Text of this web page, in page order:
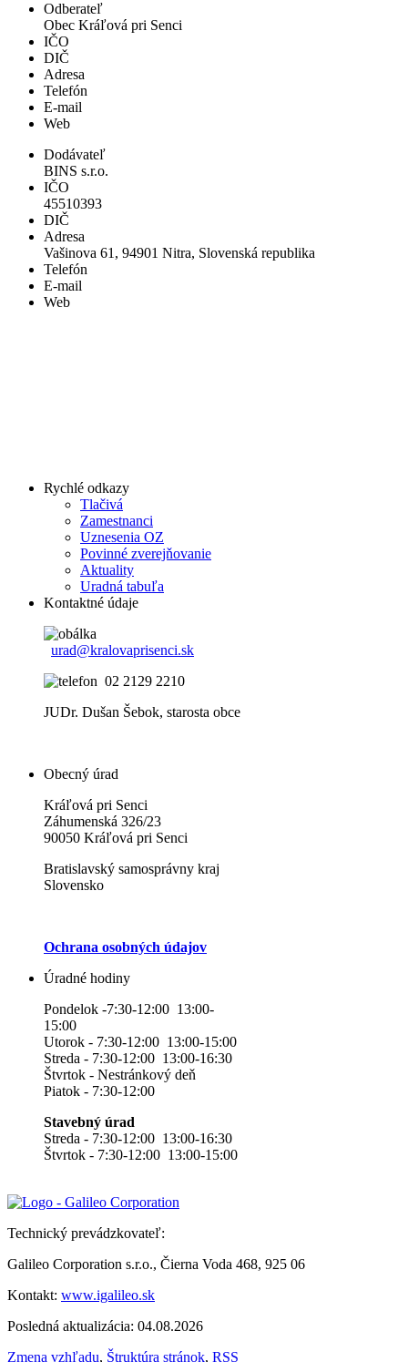
Odberateľ
Obec Kráľová pri Senci
IČO
DIČ
Adresa
Telefón
E-mail
Web
Dodávateľ
BINS s.r.o.
IČO
45510393
DIČ
Adresa
Vašinova 61, 94901 Nitra, Slovenská republika
Telefón
E-mail
Web
Rychlé odkazy
Tlačivá
Zamestnanci
Uznesenia OZ
Povinné zverejňovanie
Aktuality
Uradná tabuľa
Kontaktné údaje
urad@kralovaprisenci.sk
02 2129 2210
JUDr. Dušan Šebok, starosta obce
Obecný úrad
Kráľová pri Senci
Záhumenská 326/23
90050 Kráľová pri Senci
Bratislavský samosprávny kraj
Slovensko
Ochrana osobných údajov
Úradné hodiny
Pondelok -7:30-12:00 13:00-
15:00
Utorok - 7:30-12:00 13:00-15:00
Streda - 7:30-12:00 13:00-16:30
Štvrtok - Nestránkový deň
Piatok - 7:30-12:00
Stavebný úrad
Streda - 7:30-12:00 13:00-16:30
Štvrtok - 7:30-12:00 13:00-15:00
Technický prevádzkovateľ:
Galileo Corporation s.r.o., Čierna Voda 468, 925 06
Kontakt: www.igalileo.sk
Posledná aktualizácia: 04.08.2026
Zmena vzhľadu, Štruktúra stránok, RSS